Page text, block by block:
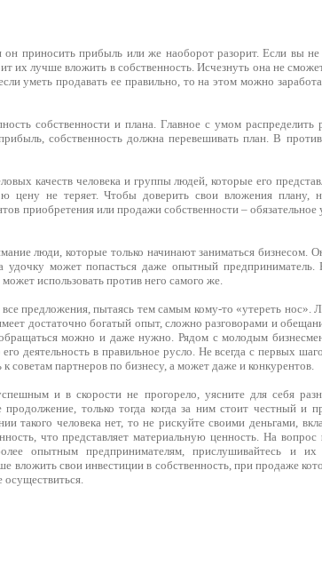
он приносить прибыль или же наоборот разорит. Если вы не
их лучше вложить в собственность. Исчезнуть она не
уметь продавать ее правильно, то на этом можно
собственности и плана. Главное с умом распределить
собственность должна перевешивать план. В
качеств человека и группы людей, которые его
цену не теряет. Чтобы доверить свои вложения плану,
приобретения или продажи собственности – обязательное
люди, которые только начинают заниматься бизнесом.
может попасться даже опытный предприниматель.
использовать против него самого же.
предложения, пытаясь тем самым кому-то «утереть нос».
достаточно богатый опыт, сложно разговорами и
можно и даже нужно. Рядом с молодым
деятельность в правильное русло. Не всегда с первых
советам партнеров по бизнесу, а может даже и конкурентов.
и в скорости не прогорело, уясните для себя
только тогда когда за ним стоит честный и
такого человека нет, то не рискуйте своими деньгами,
что представляет материальную ценность. На вопрос
опытным предпринимателям, прислушивайтесь и их
вложить свои инвестиции в собственность, при продаже
осуществиться.